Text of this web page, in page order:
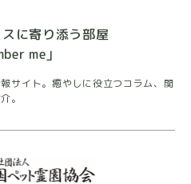
に寄り添う部屋
me」
サイト。癒やしに役立つコラム、関
。